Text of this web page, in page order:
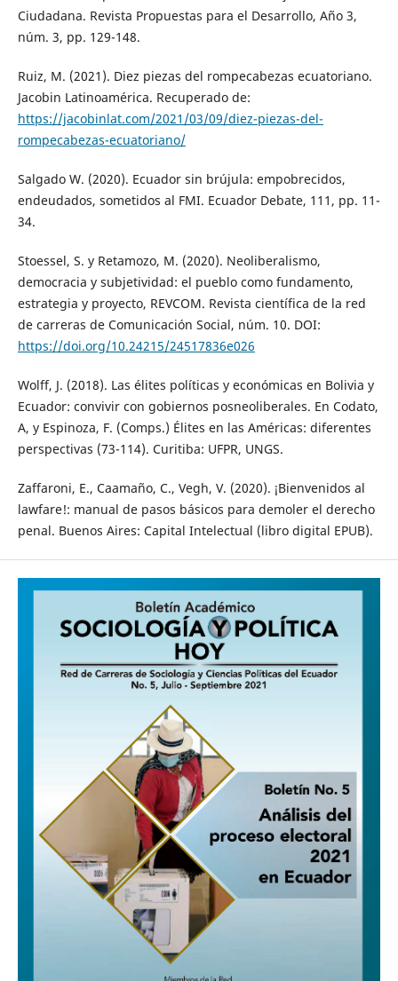
Ciudadana. Revista Propuestas para el Desarrollo, Año 3,
núm. 3, pp. 129-148.
Ruiz, M. (2021). Diez piezas del rompecabezas ecuatoriano.
Jacobin Latinoamérica. Recuperado de:
https://jacobinlat.com/2021/03/09/diez-piezas-del-
rompecabezas-ecuatoriano/
Salgado W. (2020). Ecuador sin brújula: empobrecidos,
endeudados, sometidos al FMI. Ecuador Debate, 111, pp. 11-
34.
Stoessel, S. y Retamozo, M. (2020). Neoliberalismo,
democracia y subjetividad: el pueblo como fundamento,
estrategia y proyecto, REVCOM. Revista científica de la red
de carreras de Comunicación Social, núm. 10. DOI:
https://doi.org/10.24215/24517836e026
Wolff, J. (2018). Las élites políticas y económicas en Bolivia y
Ecuador: convivir con gobiernos posneoliberales. En Codato,
A, y Espinoza, F. (Comps.) Élites en las Américas: diferentes
perspectivas (73-114). Curitiba: UFPR, UNGS.
Zaffaroni, E., Caamaño, C., Vegh, V. (2020). ¡Bienvenidos al
lawfare!: manual de pasos básicos para demoler el derecho
penal. Buenos Aires: Capital Intelectual (libro digital EPUB).